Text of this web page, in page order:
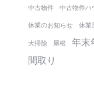
中古物件 中古物件ハ
休業のお知らせ 休業
大掃除 屋根 年末
間取り